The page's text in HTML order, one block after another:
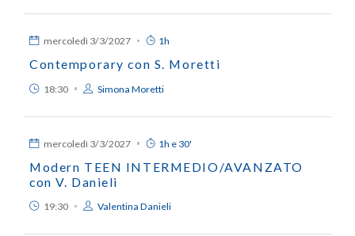
mercoledì 3/3/2027 1h
Contemporary con S. Moretti
18:30 Simona Moretti
mercoledì 3/3/2027 1h e 30'
Modern TEEN INTERMEDIO/AVANZATO
con V. Danieli
19:30 Valentina Danieli